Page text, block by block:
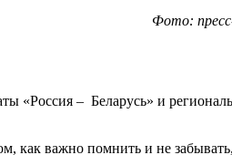
Фото:
«Россия – Беларусь» и
как важно помнить и не